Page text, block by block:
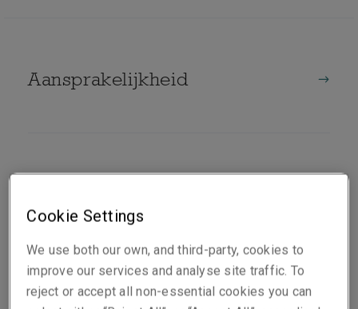
Aansprakelijkheid
Beroeps- aansprakelijkheid
Cookie Settings
We use both our own, and third-party, cookies to
improve our services and analyse site traffic. To
reject or accept all non-essential cookies you can